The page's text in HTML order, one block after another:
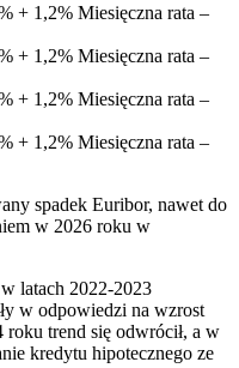
+ 1,2% Miesięczna rata –
+ 1,2% Miesięczna rata –
+ 1,2% Miesięczna rata –
+ 1,2% Miesięczna rata –
spadek Euribor, nawet do
w 2026 roku w
latach 2022-2023
w odpowiedzi na wzrost
trend się odwrócił, a w
kredytu hipotecznego ze